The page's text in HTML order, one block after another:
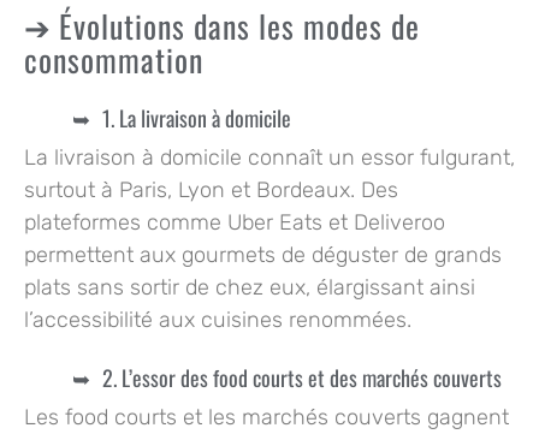
Évolutions dans les modes de
consommation
1. La livraison à domicile
La livraison à domicile connaît un essor fulgurant,
surtout à Paris, Lyon et Bordeaux. Des
plateformes comme Uber Eats et Deliveroo
permettent aux gourmets de déguster de grands
plats sans sortir de chez eux, élargissant ainsi
l’accessibilité aux cuisines renommées.
2. L’essor des food courts et des marchés couverts
Les food courts et les marchés couverts gagnent